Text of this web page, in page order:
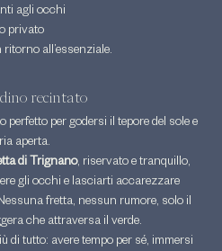
agli occhi
privato
all’essenziale.
recintato
perfetto per godersi il tepore del sole e
aperta.
di Trignano, riservato e tranquillo,
gli occhi e lasciarti accarezzare
fretta, nessun rumore, solo il
che attraversa il verde.
di tutto: avere tempo per sé, immersi